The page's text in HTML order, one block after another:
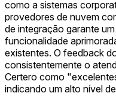
como a sistemas
provedores de nuvem
de integração garante
funcionalidade
existentes. O feedback
consistentemente o
Certero como
indicando um alto nível